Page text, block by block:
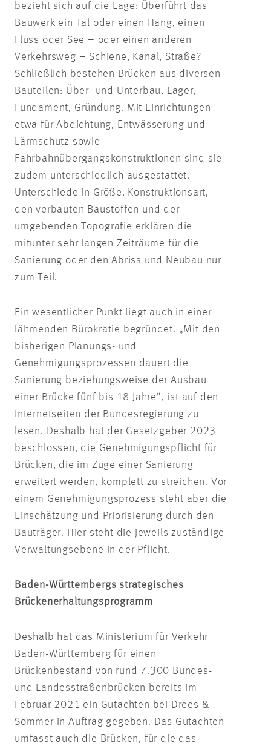
bezieht sich auf die Lage: Überführt das
Bauwerk ein Tal oder einen Hang, einen
Fluss oder See – oder einen anderen
Verkehrsweg – Schiene, Kanal, Straße?
Schließlich bestehen Brücken aus diversen
Bauteilen: Über- und Unterbau, Lager,
Fundament, Gründung. Mit Einrichtungen
etwa für Abdichtung, Entwässerung und
Lärmschutz sowie
Fahrbahnübergangskonstruktionen sind sie
zudem unterschiedlich ausgestattet.
Unterschiede in Größe, Konstruktionsart,
den verbauten Baustoffen und der
umgebenden Topografie erklären die
mitunter sehr langen Zeiträume für die
Sanierung oder den Abriss und Neubau nur
zum Teil.
Ein wesentlicher Punkt liegt auch in einer
lähmenden Bürokratie begründet. „Mit den
bisherigen Planungs- und
Genehmigungsprozessen dauert die
Sanierung beziehungsweise der Ausbau
einer Brücke fünf bis 18 Jahre“, ist auf den
Internetseiten der Bundesregierung zu
lesen. Deshalb hat der Gesetzgeber 2023
beschlossen, die Genehmigungspflicht für
Brücken, die im Zuge einer Sanierung
erweitert werden, komplett zu streichen. Vor
einem Genehmigungsprozess steht aber die
Einschätzung und Priorisierung durch den
Bauträger. Hier steht die jeweils zuständige
Verwaltungsebene in der Pflicht.
Baden-Württembergs strategisches
Brückenerhaltungsprogramm
Deshalb hat das Ministerium für Verkehr
Baden-Württemberg für einen
Brückenbestand von rund 7.300 Bundes-
und Landesstraßenbrücken bereits im
Februar 2021 ein Gutachten bei Drees &
Sommer in Auftrag gegeben. Das Gutachten
umfasst auch die Brücken, für die das